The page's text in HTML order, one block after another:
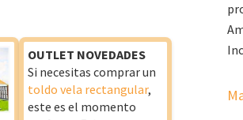
OUTLET NOVEDADES
Si necesitas comprar un
toldo vela rectangular,
este es el momento